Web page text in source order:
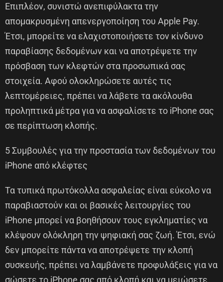
Επιπλέον, συνιστώ ανεπιφύλακτα την
απομακρυσμένη απενεργοποίηση του Apple Pay.
Έτσι, μπορείτε να ελαχιστοποιήσετε τον κίνδυνο
παραβίασης δεδομένων και να αποτρέψετε την
πρόσβαση των κλεφτών στα προσωπικά σας
στοιχεία. Αφού ολοκληρώσετε αυτές τις
λεπτομέρειες, πρέπει να λάβετε τα ακόλουθα
προληπτικά μέτρα για να ασφαλίσετε το iPhone σας
σε περίπτωση κλοπής.
5 Συμβουλές για την προστασία των δεδομένων του
iPhone από κλέφτες
Τα τυπικά πρωτόκολλα ασφαλείας είναι εύκολο να
παραβιαστούν και οι βασικές λειτουργίες του
iPhone μπορεί να βοηθήσουν τους εγκληματίες να
κλέψουν ολόκληρη την ψηφιακή σας ζωή. Έτσι, ενώ
δεν μπορείτε πάντα να αποτρέψετε την κλοπή
συσκευής, πρέπει να λαμβάνετε προφυλάξεις για να
σώσετε το iPhone σας από κλοπή και να μειώσετε